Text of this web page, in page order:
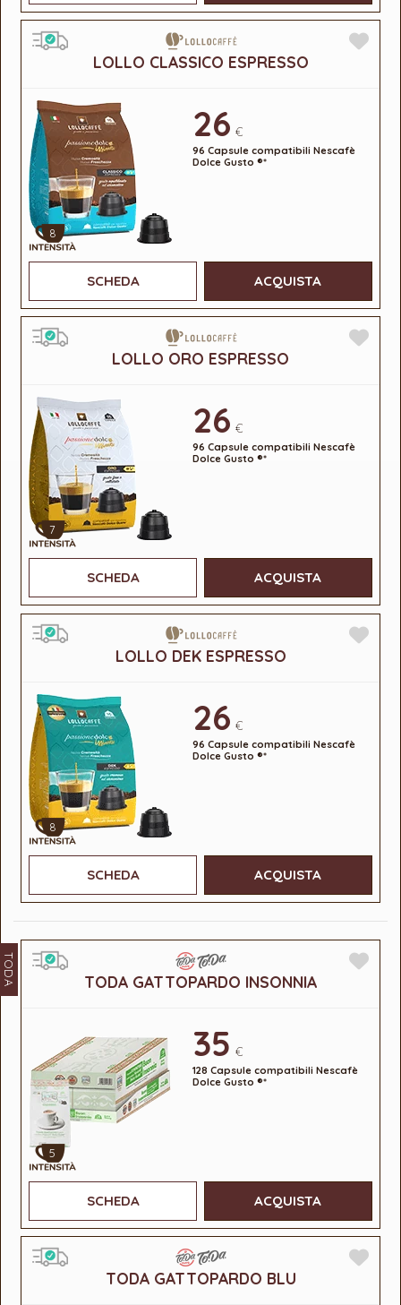
LOLLO CLASSICO ESPRESSO
8
26 €
96 Capsule compatibili Nescafè
Dolce Gusto ®*
SCHEDA ACQUISTA
LOLLO ORO ESPRESSO
7
26 €
96 Capsule compatibili Nescafè
Dolce Gusto ®*
SCHEDA ACQUISTA
LOLLO DEK ESPRESSO
8
26 €
96 Capsule compatibili Nescafè
Dolce Gusto ®*
SCHEDA ACQUISTA
TODA TODA GATTOPARDO INSONNIA
5
35 €
128 Capsule compatibili Nescafè
Dolce Gusto ®*
SCHEDA ACQUISTA
TODA GATTOPARDO BLU